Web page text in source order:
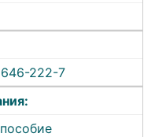
222-7